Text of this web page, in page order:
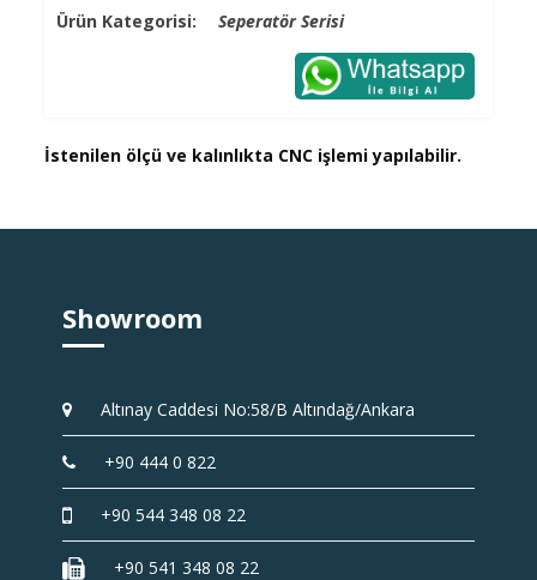
Ürün Kategorisi:Seperatör Serisi
İstenilen ölçü ve kalınlıkta CNC işlemi yapılabilir.
Showroom
Altınay Caddesi No:58/B Altındağ/Ankara
+90 444 0 822
+90 544 348 08 22
+90 541 348 08 22